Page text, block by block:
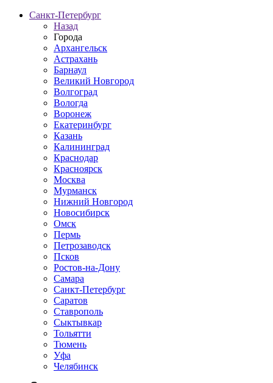
Санкт-Петербург
Назад
Города
Архангельск
Астрахань
Барнаул
Великий Новгород
Волгоград
Вологда
Воронеж
Екатеринбург
Казань
Калининград
Краснодар
Красноярск
Москва
Мурманск
Нижний Новгород
Новосибирск
Омск
Пермь
Петрозаводск
Псков
Ростов-на-Дону
Самара
Санкт-Петербург
Саратов
Ставрополь
Сыктывкар
Тольятти
Тюмень
Уфа
Челябинск